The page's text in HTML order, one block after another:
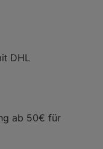
DHL
ab 50€ für